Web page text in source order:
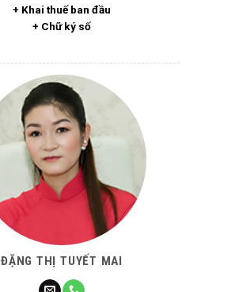
+ Khai thuế ban đầu
+ Chữ ký số
ĐẶNG THỊ TUYẾT MAI